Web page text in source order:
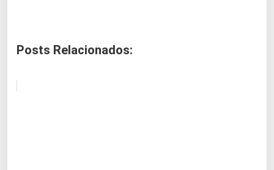
Posts Relacionados: